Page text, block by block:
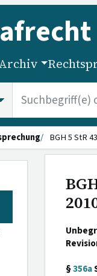
BGH 5 StR
§356a